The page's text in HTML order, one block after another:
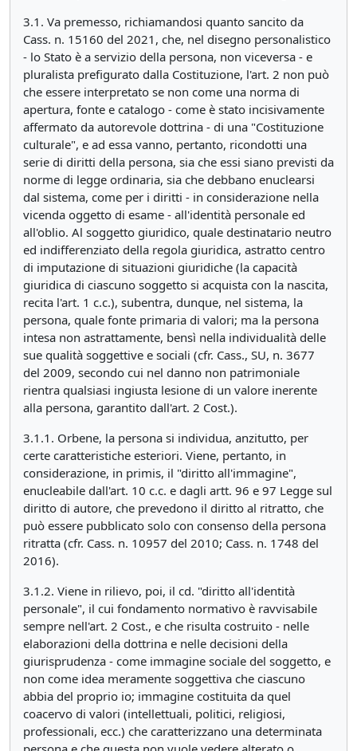
3.1. Va premesso, richiamandosi quanto sancito da
Cass. n. 15160 del 2021, che, nel disegno personalistico
- lo Stato è a servizio della persona, non viceversa - e
pluralista prefigurato dalla Costituzione, l'art. 2 non può
che essere interpretato se non come una norma di
apertura, fonte e catalogo - come è stato incisivamente
affermato da autorevole dottrina - di una "Costituzione
culturale", e ad essa vanno, pertanto, ricondotti una
serie di diritti della persona, sia che essi siano previsti da
norme di legge ordinaria, sia che debbano enuclearsi
dal sistema, come per i diritti - in considerazione nella
vicenda oggetto di esame - all'identità personale ed
all'oblio. Al soggetto giuridico, quale destinatario neutro
ed indifferenziato della regola giuridica, astratto centro
di imputazione di situazioni giuridiche (la capacità
giuridica di ciascuno soggetto si acquista con la nascita,
recita l'art. 1 c.c.), subentra, dunque, nel sistema, la
persona, quale fonte primaria di valori; ma la persona
intesa non astrattamente, bensì nella individualità delle
sue qualità soggettive e sociali (cfr. Cass., SU, n. 3677
del 2009, secondo cui nel danno non patrimoniale
rientra qualsiasi ingiusta lesione di un valore inerente
alla persona, garantito dall'art. 2 Cost.).
3.1.1. Orbene, la persona si individua, anzitutto, per
certe caratteristiche esteriori. Viene, pertanto, in
considerazione, in primis, il "diritto all'immagine",
enucleabile dall'art. 10 c.c. e dagli artt. 96 e 97 Legge sul
diritto di autore, che prevedono il diritto al ritratto, che
può essere pubblicato solo con consenso della persona
ritratta (cfr. Cass. n. 10957 del 2010; Cass. n. 1748 del
2016).
3.1.2. Viene in rilievo, poi, il cd. "diritto all'identità
personale", il cui fondamento normativo è ravvisabile
sempre nell'art. 2 Cost., e che risulta costruito - nelle
elaborazioni della dottrina e nelle decisioni della
giurisprudenza - come immagine sociale del soggetto, e
non come idea meramente soggettiva che ciascuno
abbia del proprio io; immagine costituita da quel
coacervo di valori (intellettuali, politici, religiosi,
professionali, ecc.) che caratterizzano una determinata